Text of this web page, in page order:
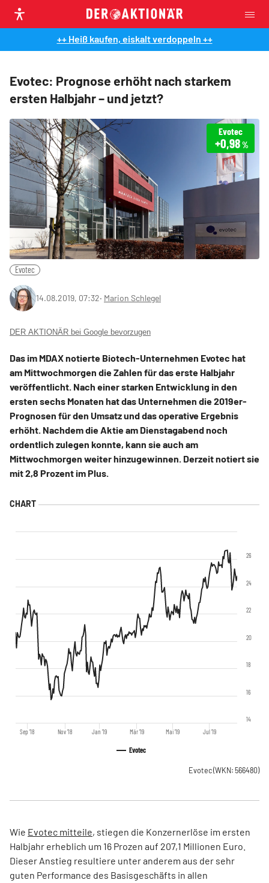
++ Heiß kaufen, eiskalt verdoppeln ++
Evotec: Prognose erhöht nach starkem
ersten Halbjahr – und jetzt?
Evotec
+0,98%
Evotec
14.08.2019, 07:32‧ Marion Schlegel
DER AKTIONÄR bei Google bevorzugen
Das im MDAX notierte Biotech-Unternehmen Evotec hat
am Mittwochmorgen die Zahlen für das erste Halbjahr
veröffentlicht. Nach einer starken Entwicklung in den
ersten sechs Monaten hat das Unternehmen die 2019er-
Prognosen für den Umsatz und das operative Ergebnis
erhöht. Nachdem die Aktie am Dienstagabend noch
ordentlich zulegen konnte, kann sie auch am
Mittwochmorgen weiter hinzugewinnen. Derzeit notiert sie
mit 2,8 Prozent im Plus.
Evotec
Sep '18 Nov '18 Jan '19 Mär '19 Mai '19 Jul '19
14
16
18
20
22
24
26
Evotec(WKN: 566480)
Wie Evotec mitteile, stiegen die Konzernerlöse im ersten
Halbjahr erheblich um 16 Prozen auf 207,1 Millionen Euro.
Dieser Anstieg resultiere unter anderem aus der sehr
guten Performance des Basisgeschäfts in allen